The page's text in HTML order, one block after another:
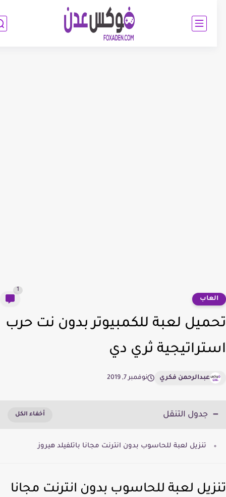
لعبة للكمبيوتر بدون نت حرب
ثري دي
عبدالرحمن فكري نوفمبر 7, 2019
جدول التنقل
تنزيل لعبة للحاسوب بدون انترنت مجانا باتلفيلد هيروز
لعبة للحاسوب بدون انترنت مجانا